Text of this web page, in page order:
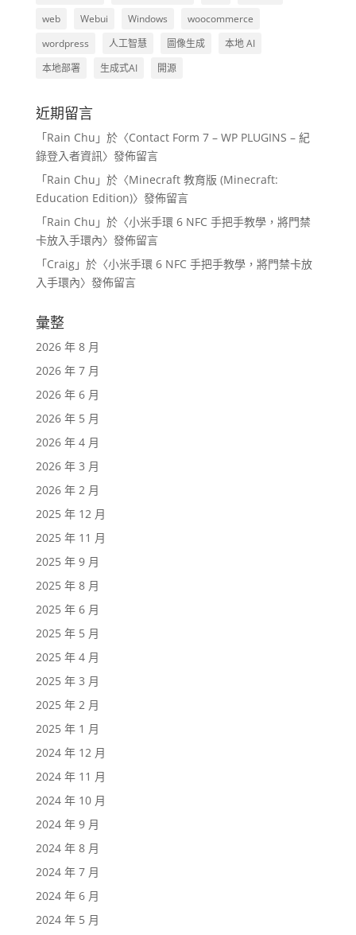
web
Webui Windows
woocommerce
wordpress
人工智慧 圖像生成
本地 AI
本地部署
生成式AI 開源
近期留言
「Rain Chu 」於〈Contact Form 7 – WP PLUGINS – 紀
錄登入者資訊〉發佈留言
「Rain Chu 」於〈Minecraft 教育版 (Minecraft:
Education Edition)〉發佈留言
「Rain Chu 」於〈小米手環 6 NFC 手把手教學，將門禁
卡放入手環內〉發佈留言
「Craig」於〈小米手環 6 NFC 手把手教學，將門禁卡放
入手環內〉發佈留言
彙整
2026 年 8 月
2026 年 7 月
2026 年 6 月
2026 年 5 月
2026 年 4 月
2026 年 3 月
2026 年 2 月
2025 年 12 月
2025 年 11 月
2025 年 9 月
2025 年 8 月
2025 年 6 月
2025 年 5 月
2025 年 4 月
2025 年 3 月
2025 年 2 月
2025 年 1 月
2024 年 12 月
2024 年 11 月
2024 年 10 月
2024 年 9 月
2024 年 8 月
2024 年 7 月
2024 年 6 月
2024 年 5 月